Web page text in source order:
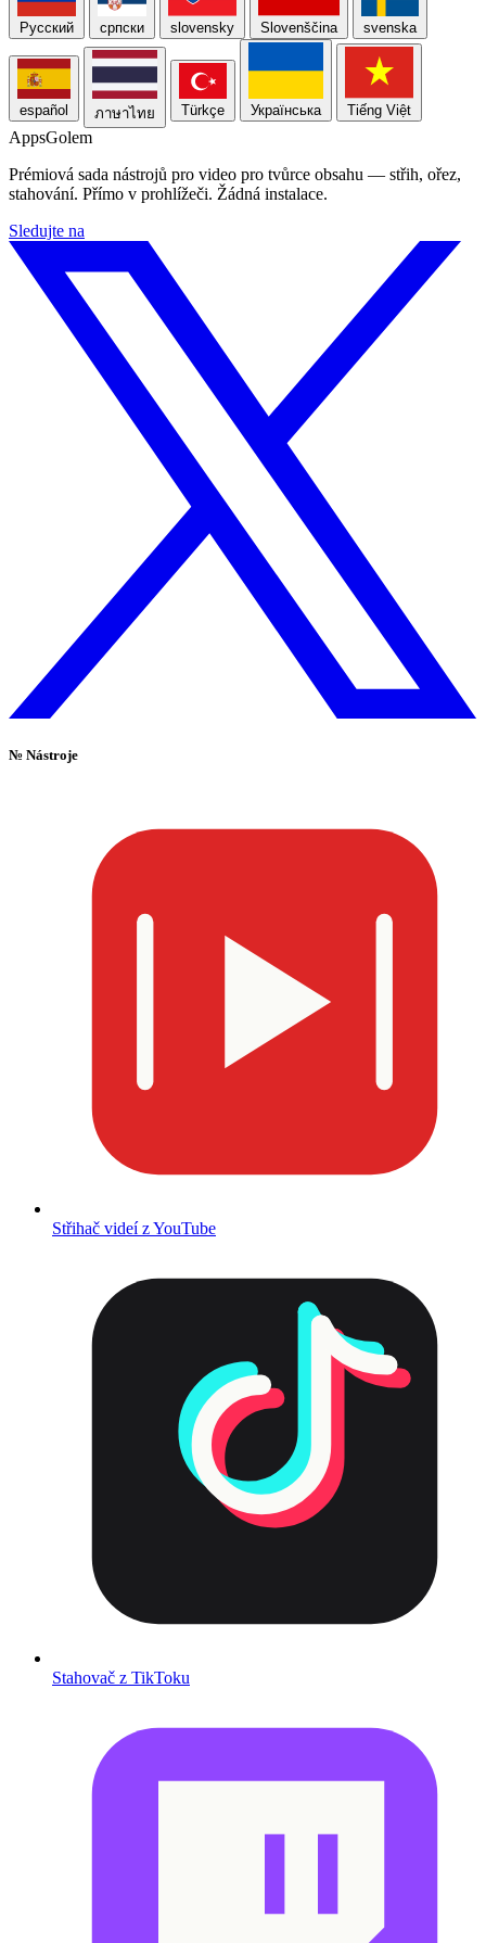
Русский српски slovensky Slovenščina svenska
español ภาษาไทย Türkçe Українська Tiếng Việt
AppsGolem
Prémiová sada nástrojů pro video pro tvůrce obsahu — střih, ořez,
stahování. Přímo v prohlížeči. Žádná instalace.
Sledujte na
№ Nástroje
Střihač videí z YouTube
Stahovač z TikToku